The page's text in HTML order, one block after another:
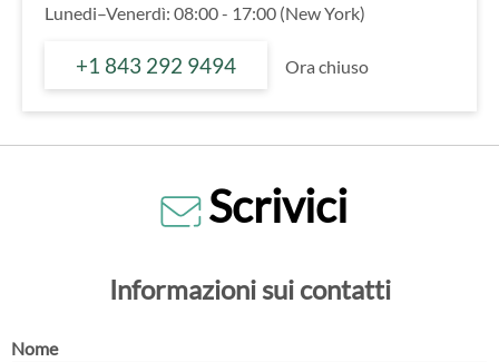
Lunedi–Venerdì: 08:00 - 17:00 (New York)
+1 843 292 9494 Ora chiuso
Scrivici
Informazioni sui contatti
Nome